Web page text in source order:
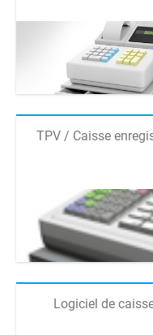
TPV / Caisse
Logiciel de